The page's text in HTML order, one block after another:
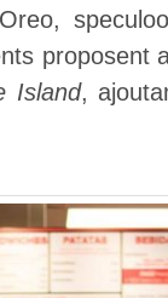
proposent
Island,